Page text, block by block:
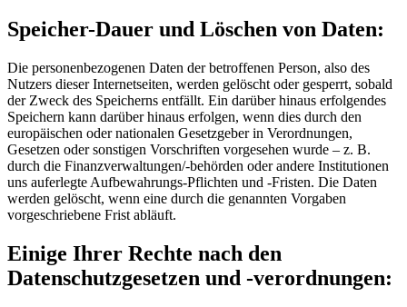
Speicher-Dauer und Löschen von Daten:
Die personenbezogenen Daten der betroffenen Person, also des
Nutzers dieser Internetseiten, werden gelöscht oder gesperrt, sobald
der Zweck des Speicherns entfällt. Ein darüber hinaus erfolgendes
Speichern kann darüber hinaus erfolgen, wenn dies durch den
europäischen oder nationalen Gesetzgeber in Verordnungen,
Gesetzen oder sonstigen Vorschriften vorgesehen wurde – z. B.
durch die Finanzverwaltungen/-behörden oder andere Institutionen
uns auferlegte Aufbewahrungs-Pflichten und -Fristen. Die Daten
werden gelöscht, wenn eine durch die genannten Vorgaben
vorgeschriebene Frist abläuft.
Einige Ihrer Rechte nach den
Datenschutzgesetzen und -verordnungen: